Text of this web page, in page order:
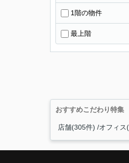
1階の物件
最上階
おすすめこだわり特集
店舗(305件) オフィス